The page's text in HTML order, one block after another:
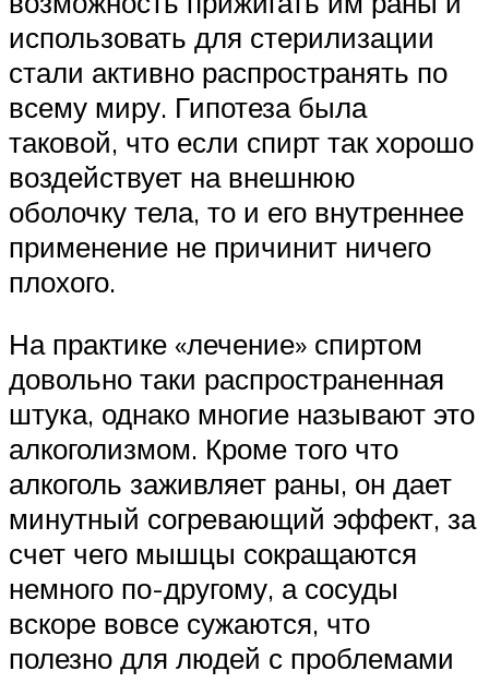
использовать для стерилизации
стали активно распространять по
всему миру. Гипотеза была
таковой, что если спирт так хорошо
воздействует на внешнюю
оболочку тела, то и его внутреннее
применение не причинит ничего
плохого.
На практике «лечение» спиртом
довольно таки распространенная
штука, однако многие называют это
алкоголизмом. Кроме того что
алкоголь заживляет раны, он дает
минутный согревающий эффект, за
счет чего мышцы сокращаются
немного по-другому, а сосуды
вскоре вовсе сужаются, что
полезно для людей с проблемами